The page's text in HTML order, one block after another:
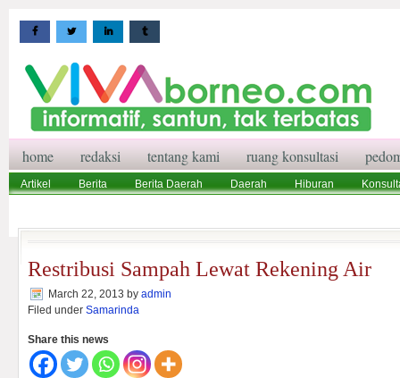
home redaksi tentang kami ruang konsultasi
Artikel Berita Berita Daerah Daerah Hiburan
Restribusi Sampah Lewat Rekening Air
March 22, 2013 by admin
Filed under Samarinda
Share this news